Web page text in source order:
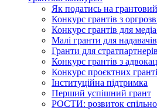
Як податись на
Конкурс грантів з
Конкурс грантів для
Малі гранти для
Гранти для стратпартнерів
Конкурс грантів з
Конкурс проєктних
Інституційна підтримка
Перший успішний грант
РОСТИ: розвиток